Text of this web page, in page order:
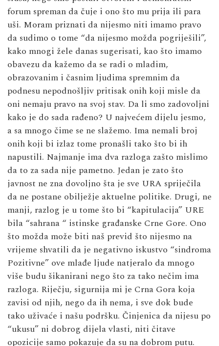
forum spreman da čuje i ono što mu prija ili para
uši. Moram priznati da nijesmo niti imamo pravo
da sudimo o tome “da nijesmo možda pogriješili”,
kako mnogi žele danas sugerisati, kao što imamo
obavezu da kažemo da se radi o mladim,
obrazovanim i časnim ljudima spremnim da
podnesu nepodnošljiv pritisak onih koji misle da
oni nemaju pravo na svoj stav. Da li smo zadovoljni
kako je do sada rađeno? U najvećem dijelu jesmo,
a sa mnogo čime se ne slažemo. Ima nemali broj
onih koji bi izlaz tome pronašli tako što bi ih
napustili. Najmanje ima dva razloga zašto mislimo
da to za sada nije pametno. Jedan je zato što
javnost ne zna dovoljno šta je sve URA spriječila
da ne postane obilježje aktuelne politike. Drugi, ne
manji, razlog je u tome što bi “kapitulacija” URE
bila “sahrana “ istinske građanske Crne Gore. Ono
što možda može biti naš previd što nijesmo na
vrijeme shvatili da je negativno iskustvo “sindroma
Pozitivne” ove mlađe ljude natjeralo da mnogo
više budu šikanirani nego što za tako nečim ima
razloga. Riječju, sigurnija mi je Crna Gora koja
zavisi od njih, nego da ih nema, i sve dok bude
tako uživaće i našu podršku. Činjenica da nijesu po
“ukusu” ni dobrog dijela vlasti, niti čitave
opozicije samo pokazuje da su na dobrom putu.